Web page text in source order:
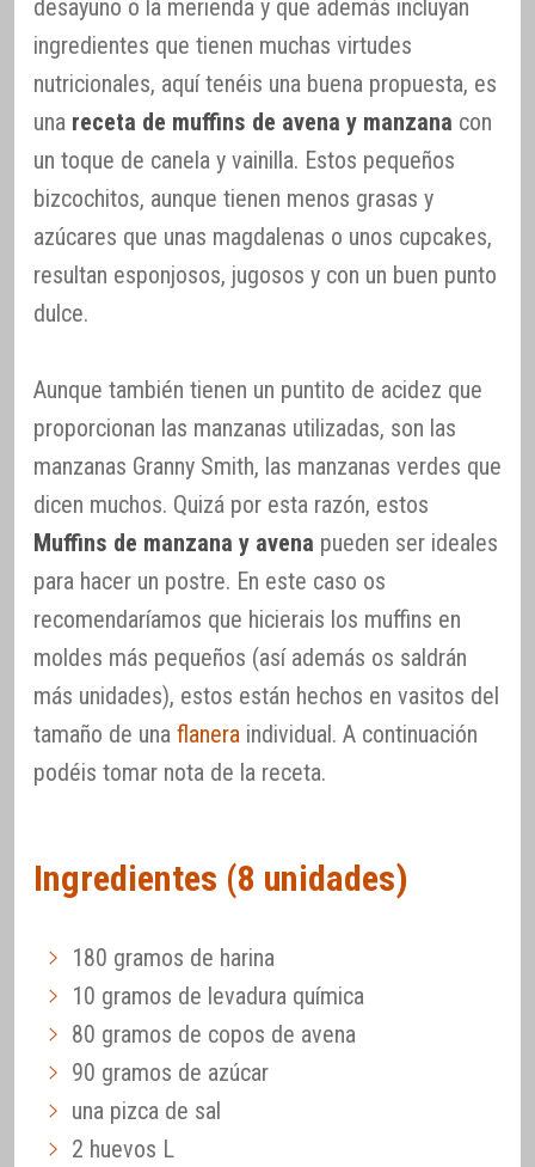
desayuno o la merienda y que además incluyan
ingredientes que tienen muchas virtudes
nutricionales, aquí tenéis una buena propuesta, es
una receta de muffins de avena y manzana con
un toque de canela y vainilla. Estos pequeños
bizcochitos, aunque tienen menos grasas y
azúcares que unas magdalenas o unos cupcakes,
resultan esponjosos, jugosos y con un buen punto
dulce.
Aunque también tienen un puntito de acidez que
proporcionan las manzanas utilizadas, son las
manzanas Granny Smith, las manzanas verdes que
dicen muchos. Quizá por esta razón, estos
Muffins de manzana y avena pueden ser ideales
para hacer un postre. En este caso os
recomendaríamos que hicierais los muffins en
moldes más pequeños (así además os saldrán
más unidades), estos están hechos en vasitos del
tamaño de una flanera individual. A continuación
podéis tomar nota de la receta.
Ingredientes (8 unidades)
180 gramos de harina
10 gramos de levadura química
80 gramos de copos de avena
90 gramos de azúcar
una pizca de sal
2 huevos L